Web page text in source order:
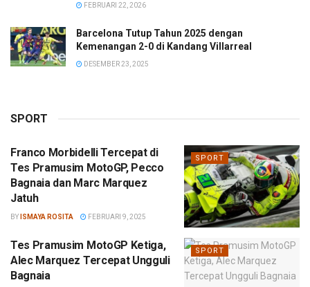
FEBRUARI 22, 2026
Barcelona Tutup Tahun 2025 dengan
Kemenangan 2-0 di Kandang Villarreal
DESEMBER 23, 2025
SPORT
SPORT
Franco Morbidelli Tercepat di
Tes Pramusim MotoGP, Pecco
Bagnaia dan Marc Marquez
Jatuh
BY ISMAYA ROSITA FEBRUARI 9, 2025
SPORT
Tes Pramusim MotoGP Ketiga,
Alec Marquez Tercepat Ungguli
Bagnaia